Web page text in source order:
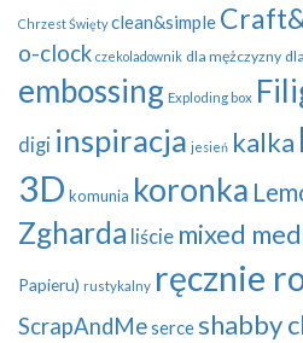
Chrzest Święty clean&simple
o-clock czekoladownik dla mężczyzny
embossing Exploding box
digi inspiracja jesień kalka
3D komunia koronka
Zgharda liście mixed
Papieru) rustykalny ręcznie
ScrapAndMeserce shabby